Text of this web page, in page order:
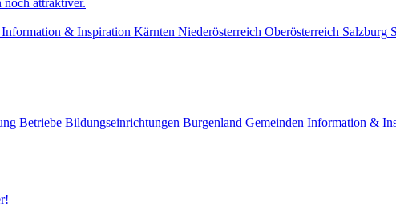
attraktiver.
Information & Inspiration Kärnten Niederösterreich Oberösterreich Salzburg
Betriebe Bildungseinrichtungen Burgenland Gemeinden Information &